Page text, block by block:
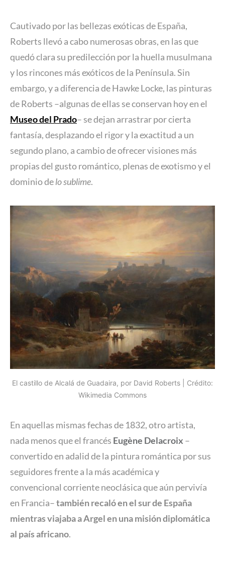
Cautivado por las bellezas exóticas de España,
Roberts llevó a cabo numerosas obras, en las que
quedó clara su predilección por la huella musulmana
y los rincones más exóticos de la Península. Sin
embargo, y a diferencia de Hawke Locke, las pinturas
de Roberts –algunas de ellas se conservan hoy en el
Museo del Prado– se dejan arrastrar por cierta
fantasía, desplazando el rigor y la exactitud a un
segundo plano, a cambio de ofrecer visiones más
propias del gusto romántico, plenas de exotismo y el
dominio delo sublime.
El castillo de Alcalá de Guadaira, por David Roberts | Crédito:
Wikimedia Commons
En aquellas mismas fechas de 1832, otro artista,
nada menos que el francés Eugène Delacroix –
convertido en adalid de la pintura romántica por sus
seguidores frente a la más académica y
convencional corriente neoclásica que aún pervivía
en Francia–también recaló en el sur de España
mientras viajaba a Argel en una misión diplomática
al país africano.